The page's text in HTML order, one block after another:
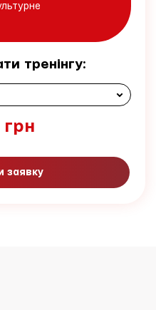
тренінгу:
грн
заявку